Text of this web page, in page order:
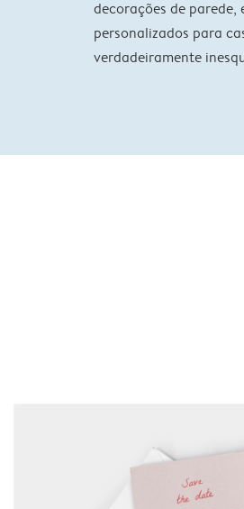
decorações de parede,
personalizados para
verdadeiramente